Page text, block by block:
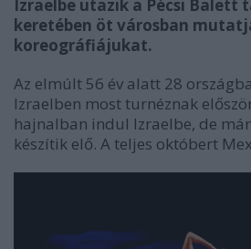
Izraelbe utazik a Pécsi Balett
keretében öt városban
koreográfiájukat.
Az elmúlt 56 év alatt 28
Izraelben most turnéznak
hajnalban indul Izraelbe, de
készítik elő. A teljes októbert